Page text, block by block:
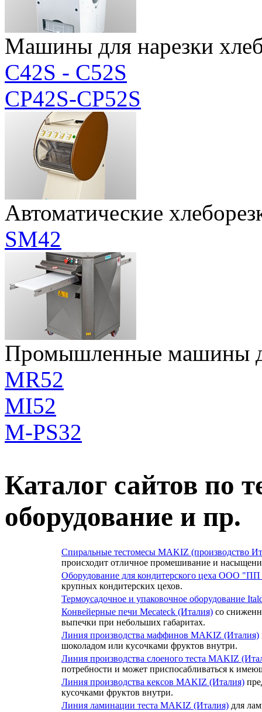
Машины для нарезки
C42S - C52S
CP42S-CP52S
Автоматические
SM42
Промышленные машины
MR52
MI52
M-PS32
Каталог сайтов по
оборудование и пр.
Спиральные тестомесы MAKIZ (производство
происходит отличное промешивание и
Оборудование для кондитерского цеха ООО
крупных кондитерских цехов.
Термоусадочное и упаковочное оборудование
Конвейерные печи Mecateck (Италия) со
выпечки при небольших габаритах.
Линия производства маффинов MAKIZ (Италия)
шоколадом или кусочками фруктов внутри.
Линия производства слоеного теста MAKIZ
потребности и может приспосабливаться к
Линия производства кексов MAKIZ (Италия)
кусочками фруктов внутри.
Линия ламинации теста MAKIZ (Италия) для